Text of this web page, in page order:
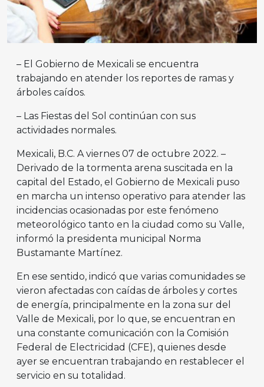
– El Gobierno de Mexicali se encuentra
trabajando en atender los reportes de ramas y
árboles caídos.
– Las Fiestas del Sol continúan con sus
actividades normales.
Mexicali, B.C. A viernes 07 de octubre 2022. –
Derivado de la tormenta arena suscitada en la
capital del Estado, el Gobierno de Mexicali puso
en marcha un intenso operativo para atender las
incidencias ocasionadas por este fenómeno
meteorológico tanto en la ciudad como su Valle,
informó la presidenta municipal Norma
Bustamante Martínez.
En ese sentido, indicó que varias comunidades se
vieron afectadas con caídas de árboles y cortes
de energía, principalmente en la zona sur del
Valle de Mexicali, por lo que, se encuentran en
una constante comunicación con la Comisión
Federal de Electricidad (CFE), quienes desde
ayer se encuentran trabajando en restablecer el
servicio en su totalidad.